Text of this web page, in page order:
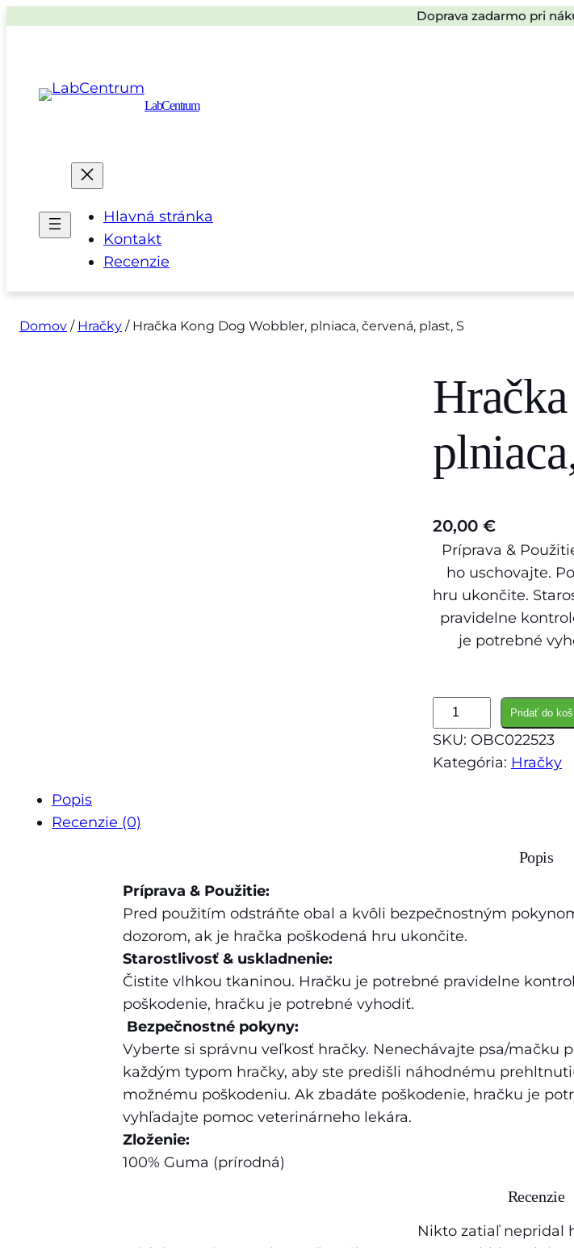
Doprava zadarmo pri
LabCentrum
Hlavná stránka
Kontakt
Recenzie
Domov / Hračky / Hračka Kong Dog Wobbler, plniaca, červená, plast, S
20,00 €
Príprava &
ho uschovajte.
hru ukončite.
pravidelne
je potrebné
n
o
r
a
k
o
n
g
b
Pridať do
SKU: OBC022523
Kategória: Hračky
Popis
Recenzie (0)
Popis
Príprava & Použitie:
Pred použitím odstráňte obal a kvôli bezpečnostným
dozorom, ak je hračka poškodená hru ukončite.
Starostlivosť & uskladnenie:
Čistite vlhkou tkaninou. Hračku je potrebné pravidelne
poškodenie, hračku je potrebné vyhodiť.
Bezpečnostné pokyny:
Vyberte si správnu veľkosť hračky. Nenechávajte psa/mačku
každým typom hračky, aby ste predišli náhodnému
možnému poškodeniu. Ak zbadáte poškodenie, hračku je
vyhľadajte pomoc veterinárneho lekára.
Zloženie:
100% Guma (prírodná)
Recenzie
Nikto zatiaľ nepridal